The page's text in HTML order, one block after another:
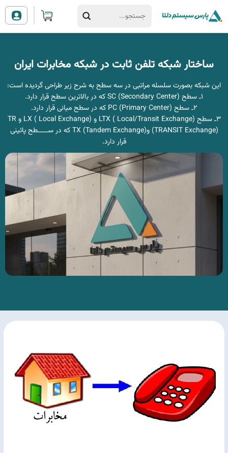
ساختار شبکه تلفن ثابت در شبکه مخابرات ایران
این شبکه بصورت سلسله مراتبی در سه سطح به شرح زیر طراحی گردیده است:
1ـ سطح SC (Secondary Center) که در بالاترین سطح قرار دارد.
2ـ سطح PC (Primary Center) که در سطح میانی قرار دارد.
3ـ سطح LTX ( Local/Transit Exchange) و LX ( Local Exchange) و TR
(TRANSIT Exchange) وTX (Tandem Exchange) که در ســـــطح پائینی
قرار دارد.